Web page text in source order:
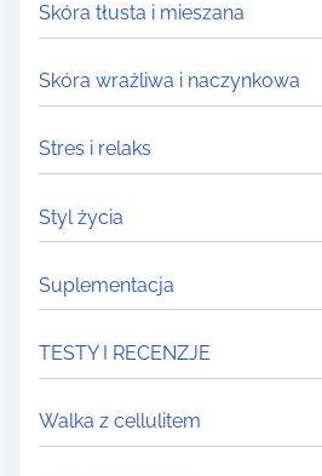
Skóra tłusta i mieszana
Skóra wrażliwa i naczynkowa
Stres i relaks
Styl życia
Suplementacja
TESTY I RECENZJE
Walka z cellulitem